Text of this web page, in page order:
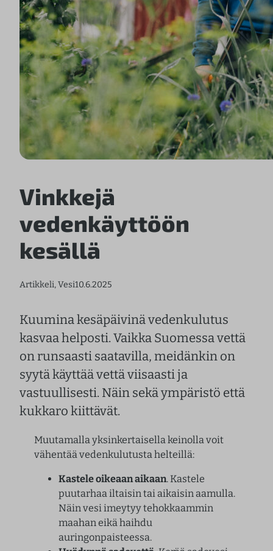
Vinkkejä
vedenkäyttöön
kesällä
Artikkeli, Vesi10.6.2025
Kuumina kesäpäivinä vedenkulutus
kasvaa helposti. Vaikka Suomessa vettä
on runsaasti saatavilla, meidänkin on
syytä käyttää vettä viisaasti ja
vastuullisesti. Näin sekä ympäristö että
kukkaro kiittävät.
Muutamalla yksinkertaisella keinolla voit
vähentää vedenkulutusta helteillä:
Kastele oikeaan aikaan. Kastele
puutarhaa iltaisin tai aikaisin aamulla.
Näin vesi imeytyy tehokkaammin
maahan eikä haihdu
auringonpaisteessa.